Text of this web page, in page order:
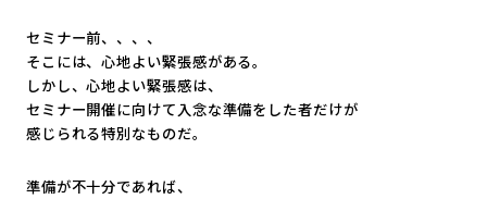
セミナー前、、、、
そこには、心地よい緊張感がある。
しかし、心地よい緊張感は、
セミナー開催に向けて入念な準備をした者だけが
感じられる特別なものだ。
準備が不十分であれば、